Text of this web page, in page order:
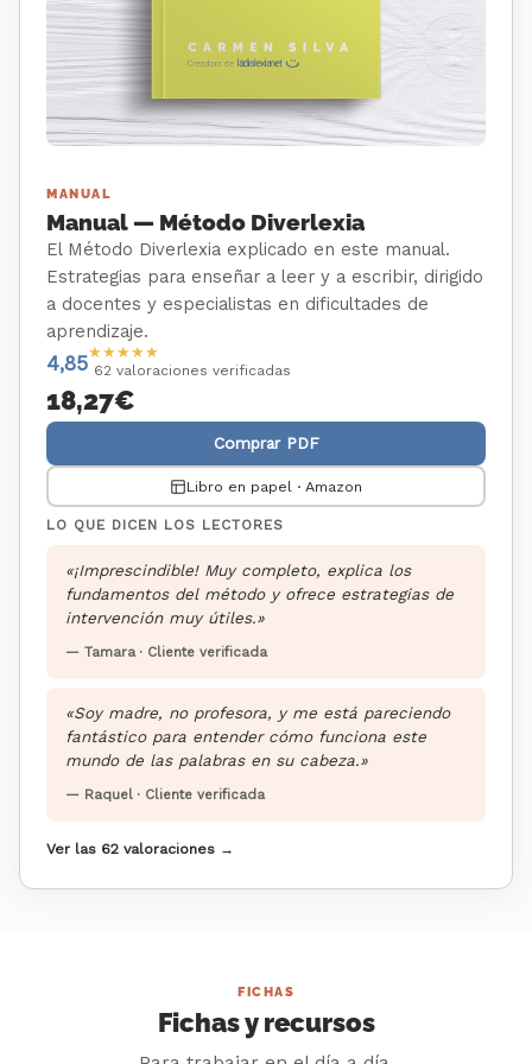
MANUAL
Manual — Método Diverlexia
El Método Diverlexia explicado en este manual.
Estrategias para enseñar a leer y a escribir, dirigido
a docentes y especialistas en dificultades de
aprendizaje.
4,85★★★★★
62 valoraciones verificadas
18,27€
Comprar PDF
Libro en papel · Amazon
LO QUE DICEN LOS LECTORES
«¡Imprescindible! Muy completo, explica los
fundamentos del método y ofrece estrategias de
intervención muy útiles.»
— Tamara · Cliente verificada
«Soy madre, no profesora, y me está pareciendo
fantástico para entender cómo funciona este
mundo de las palabras en su cabeza.»
— Raquel · Cliente verificada
Ver las 62 valoraciones →
FICHAS
Fichas y recursos